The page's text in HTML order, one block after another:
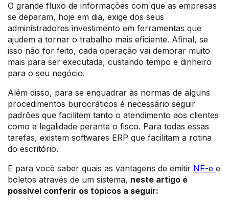
O grande fluxo de informações com que as empresas
se deparam, hoje em dia, exige dos seus
administradores investimento em ferramentas que
ajudem a tornar o trabalho mais eficiente. Afinal, se
isso não for feito, cada operação vai demorar muito
mais para ser executada, custando tempo e dinheiro
para o seu negócio.
Além disso, para se enquadrar às normas de alguns
procedimentos burocráticos é necessário seguir
padrões que facilitem tanto o atendimento aos clientes
como a legalidade perante o fisco. Para todas essas
tarefas, existem softwares ERP que facilitam a rotina
do escritório.
E para você saber quais as vantagens de emitir NF-e e
boletos através de um sistema, neste artigo é
possível conferir os tópicos a seguir: